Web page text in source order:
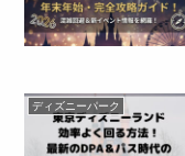
ディズニーパーク